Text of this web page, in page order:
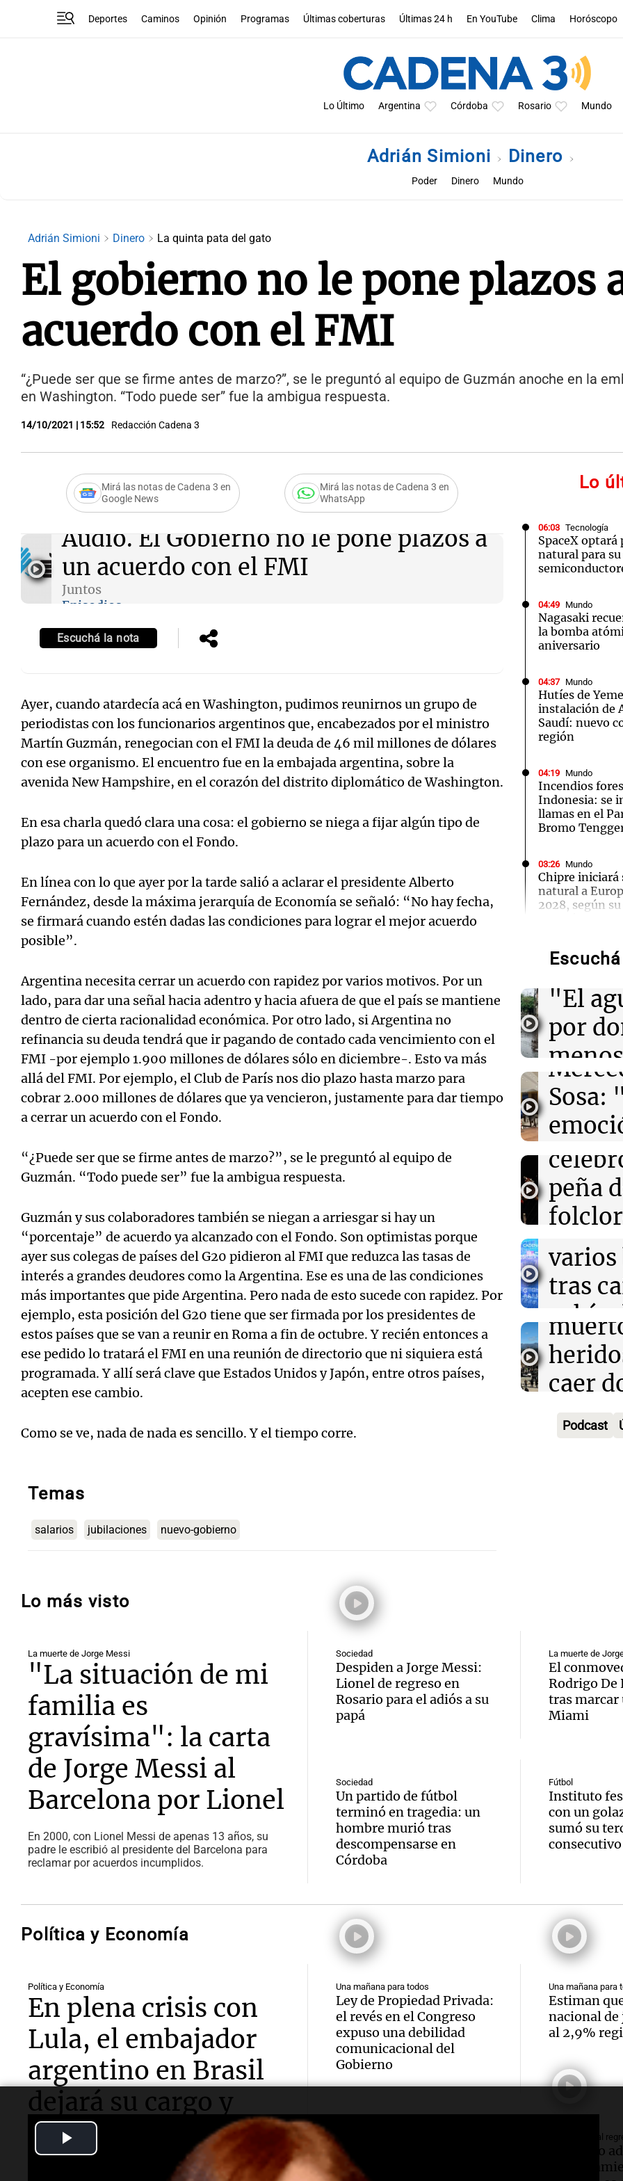
Deportes Caminos Opinión Programas Últimas coberturas Últimas 24 h En YouTube Clima Horóscopo
Lo Último Argentina Córdoba Rosario Mundo
Adrián Simioni Dinero
Poder Dinero Mundo
Adrián Simioni Dinero La quinta pata del gato
El gobierno no le pone plazos
acuerdo con el FMI
“¿Puede ser que se firme antes de marzo?”, se le preguntó al equipo de Guzmán anoche en la
en Washington. “Todo puede ser” fue la ambigua respuesta.
14/10/2021 | 15:52 Redacción Cadena 3
Mirá las notas de Cadena 3 en
Google News
Mirá las notas de Cadena 3 en
WhatsApp
Audio. El Gobierno no le pone plazos a
un acuerdo con el FMI
Juntos
Episodios
Escuchá la nota
Ayer, cuando atardecía acá en Washington, pudimos reunirnos un grupo de
periodistas con los funcionarios argentinos que, encabezados por el ministro
Martín Guzmán, renegocian con el FMI la deuda de 46 mil millones de dólares
con ese organismo. El encuentro fue en la embajada argentina, sobre la
avenida New Hampshire, en el corazón del distrito diplomático de Washington.
En esa charla quedó clara una cosa: el gobierno se niega a fijar algún tipo de
plazo para un acuerdo con el Fondo.
En línea con lo que ayer por la tarde salió a aclarar el presidente Alberto
Fernández, desde la máxima jerarquía de Economía se señaló: “No hay fecha,
se firmará cuando estén dadas las condiciones para lograr el mejor acuerdo
posible”.
Argentina necesita cerrar un acuerdo con rapidez por varios motivos. Por un
lado, para dar una señal hacia adentro y hacia afuera de que el país se mantiene
dentro de cierta racionalidad económica. Por otro lado, si Argentina no
refinancia su deuda tendrá que ir pagando de contado cada vencimiento con el
FMI -por ejemplo 1.900 millones de dólares sólo en diciembre-. Esto va más
allá del FMI. Por ejemplo, el Club de París nos dio plazo hasta marzo para
cobrar 2.000 millones de dólares que ya vencieron, justamente para dar tiempo
a cerrar un acuerdo con el Fondo.
“¿Puede ser que se firme antes de marzo?”, se le preguntó al equipo de
Guzmán. “Todo puede ser” fue la ambigua respuesta.
Guzmán y sus colaboradores también se niegan a arriesgar si hay un
“porcentaje” de acuerdo ya alcanzado con el Fondo. Son optimistas porque
ayer sus colegas de países del G20 pidieron al FMI que reduzca las tasas de
interés a grandes deudores como la Argentina. Ese es una de las condiciones
más importantes que pide Argentina. Pero nada de esto sucede con rapidez. Por
ejemplo, esta posición del G20 tiene que ser firmada por los presidentes de
estos países que se van a reunir en Roma a fin de octubre. Y recién entonces a
ese pedido lo tratará el FMI en una reunión de directorio que ni siquiera está
programada. Y allí será clave que Estados Unidos y Japón, entre otros países,
acepten ese cambio.
Como se ve, nada de nada es sencillo. Y el tiempo corre.
Temas
salarios jubilaciones nuevo-gobierno
Lo
06:03 Tecnología
SpaceX optará
natural para
04:49 Mundo
Nagasaki
la bomba
aniversario
04:37 Mundo
Hutíes de
instalación de
Saudí: nuevo
región
04:19 Mundo
Incendios
Indonesia: se
llamas en el
Bromo
03:26 Mundo
Chipre iniciará
natural a
2028, según
02:13 Mundo
Más de 1.300
Dolphin
02:03 Tecnología
Airbnb acelera
funciones
artificial en su
01:49
El Pentágono
industria de
01:31 Ciencia
Reducir
disminuye
salud, según
Audio.
"El
por
menos
Una
Rosario
Episodios
Audio.
huella
Sosa:
filtro
Una
Rosario
Audio.
peña
Tarde y
Episodios
Audio.
varios
tras
desde
Panorama
Episodios
Audio.
caer
desde
Audio.
noche
Audio.
Episodios
Toreo
Vincha
"Tres
se lo
para
Una
Episodios
Audio.
9.000
y
hasta
de
Episodios
Audio.
firmó
Messi
Leo con
Episodios
Audio.
Jorge,
Messi
llegó"
Una
Episodios
Audio.
sueño
Jorge
con
Una
Episodios
Audio.
tras
"En
Audio.
del
Podcast
Lo más visto
La muerte de Jorge Messi
"La situación de mi
familia es
gravísima": la carta
de Jorge Messi al
Barcelona por Lionel
En 2000, con Lionel Messi de apenas 13 años, su
padre le escribió al presidente del Barcelona para
reclamar por acuerdos incumplidos.
Sociedad
Despiden a Jorge Messi:
Lionel de regreso en
Rosario para el adiós a su
papá
La muerte de
El
Rodrigo De
tras marcar
Miami
Sociedad
Un partido de fútbol
terminó en tragedia: un
hombre murió tras
descompensarse en
Córdoba
Fútbol
Instituto
con un
sumó su
consecutivo
Política y Economía
Política y Economía
En plena crisis con
Lula, el embajador
argentino en Brasil
dejará su cargo y
regresará al país
Daniel Raimondi volverá este domingo a Buenos
Una mañana para todos
Ley de Propiedad Privada:
el revés en el Congreso
expuso una debilidad
comunicacional del
Gobierno
Una mañana para
Estiman
nacional
al 2,9%
Masiva marcha de
sindicatos y
Informados al
Giordano
Notas
Editorial Mundial 2026 La Sole en Cadena 3 El huracán de Arequito